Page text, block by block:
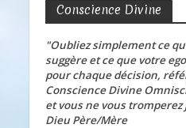
Conscience Divine
"Oubliez simplement ce
suggère et ce que votre
pour chaque décision,
Conscience Divine
et vous ne vous
Dieu Père/Mère